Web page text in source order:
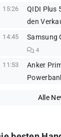
15:26
QIDI Plus
den
14:45 Samsung
4
11:53
Anker
Alle